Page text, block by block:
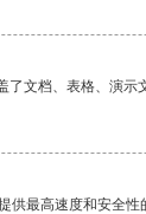
文档、表格、演示
供最高速度和安全性